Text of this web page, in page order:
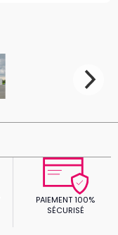
PAIEMENT 100%
SÉCURISÉ